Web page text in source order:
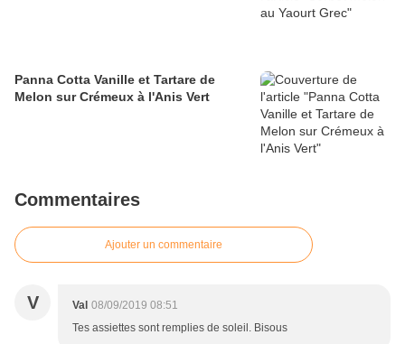
Panna Cotta Vanille et Tartare de
Melon sur Crémeux à l'Anis Vert
Commentaires
Ajouter un commentaire
V Val 08/09/2019 08:51
Tes assiettes sont remplies de soleil. Bisous